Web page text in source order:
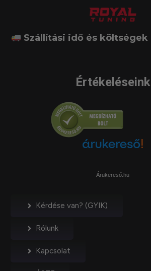
Szállítási idő és költségek
Értékeléseink
Árukereső.hu
Kérdése van? (GYIK)
Rólunk
Kapcsolat